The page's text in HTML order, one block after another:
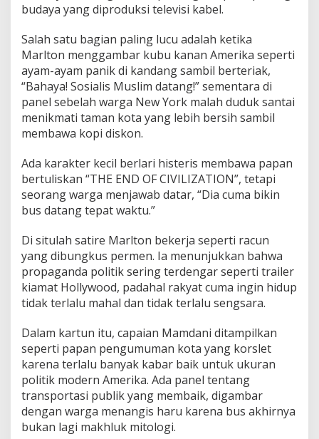
budaya yang diproduksi televisi kabel.
Salah satu bagian paling lucu adalah ketika
Marlton menggambar kubu kanan Amerika seperti
ayam-ayam panik di kandang sambil berteriak,
“Bahaya! Sosialis Muslim datang!” sementara di
panel sebelah warga New York malah duduk santai
menikmati taman kota yang lebih bersih sambil
membawa kopi diskon.
Ada karakter kecil berlari histeris membawa papan
bertuliskan “THE END OF CIVILIZATION”, tetapi
seorang warga menjawab datar, “Dia cuma bikin
bus datang tepat waktu.”
Di situlah satire Marlton bekerja seperti racun
yang dibungkus permen. Ia menunjukkan bahwa
propaganda politik sering terdengar seperti trailer
kiamat Hollywood, padahal rakyat cuma ingin hidup
tidak terlalu mahal dan tidak terlalu sengsara.
Dalam kartun itu, capaian Mamdani ditampilkan
seperti papan pengumuman kota yang korslet
karena terlalu banyak kabar baik untuk ukuran
politik modern Amerika. Ada panel tentang
transportasi publik yang membaik, digambar
dengan warga menangis haru karena bus akhirnya
bukan lagi makhluk mitologi.